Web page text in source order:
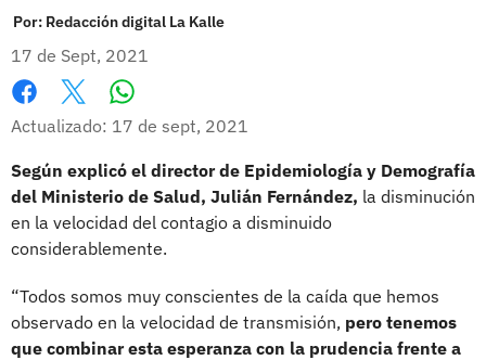
Por: Redacción digital La Kalle
17 de Sept, 2021
Facebook
X
Actualizado: 17 de sept, 2021
Según explicó el director de Epidemiología y Demografía
del Ministerio de Salud, Julián Fernández, la disminución
en la velocidad del contagio a disminuido
considerablemente.
“Todos somos muy conscientes de la caída que hemos
observado en la velocidad de transmisión, pero tenemos
que combinar esta esperanza con la prudencia frente a